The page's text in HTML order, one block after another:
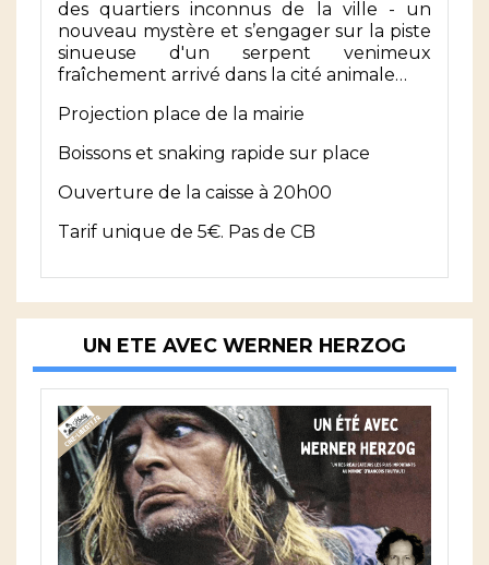
des quartiers inconnus de la ville - un
nouveau mystère et s’engager sur la piste
sinueuse d'un serpent venimeux
fraîchement arrivé dans la cité animale…
Projection place de la mairie
Boissons et snaking rapide sur place
Ouverture de la caisse à 20h00
Tarif unique de 5€. Pas de CB
UN ETE AVEC WERNER HERZOG